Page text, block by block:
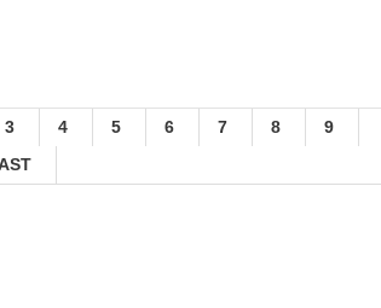
3 4 5 6 7 8
9